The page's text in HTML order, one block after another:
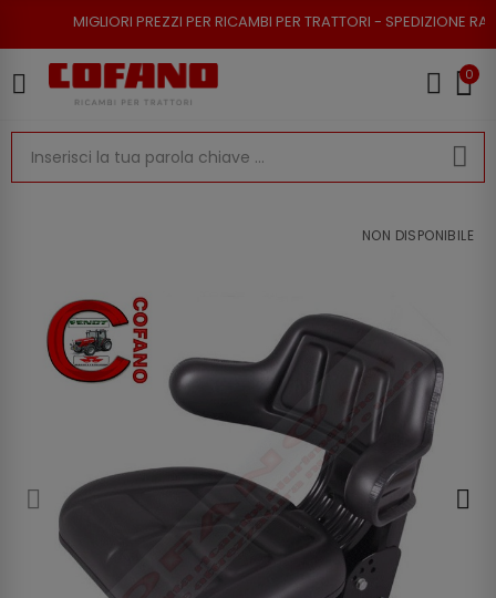
PREZZI PER RICAMBI PER TRATTORI - SPEDIZIONE RAPIDA - RESO
0
NON DISPONIBILE